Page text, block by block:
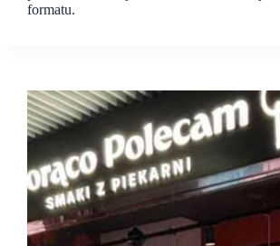
formatu.